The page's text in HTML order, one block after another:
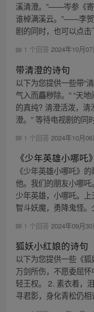
溪清澄。”——岑参《寄
谁棹满溪云。”——李
剧的同时，也可以点击
1 个回答 2024年10月
带清澄的诗句
以下为您提供一些带“
气入而麤秽除。” “天
的真纯? 清澄活泼，清
澄。” 等待电视剧的同
1 个回答 2024年10月
《少年英雄小哪吒
《少年英雄小哪吒》
他。我们的朋友小哪吒
少年英雄，小哪吒。上
智斗妖魔，勇降鬼怪
1 个回答 2024年09月
狐妖小红娘的诗句
以下为您提供一些《
万剑所伤，不愿委屈
轻王权。 2. 素衣着，
寻君影，身化青松仍